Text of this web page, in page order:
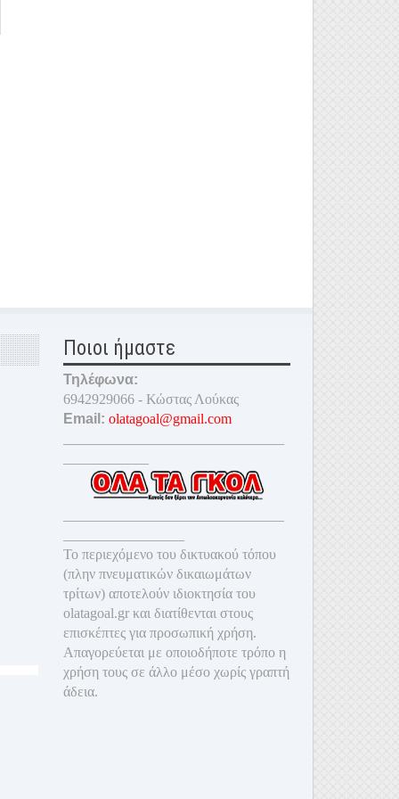
Ποιοι ήμαστε
Τηλέφωνα:
6942929066 - Κώστας Λούκας
Email: olatagoal@gmail.com
Το περιεχόμενο του δικτυακού τόπου
(πλην πνευματικών δικαιωμάτων
τρίτων) αποτελούν ιδιοκτησία του
olatagoal.gr και διατίθενται στους
επισκέπτες για προσωπική χρήση.
Απαγορεύεται με οποιοδήποτε τρόπο η
χρήση τους σε άλλο μέσο χωρίς γραπτή
άδεια.